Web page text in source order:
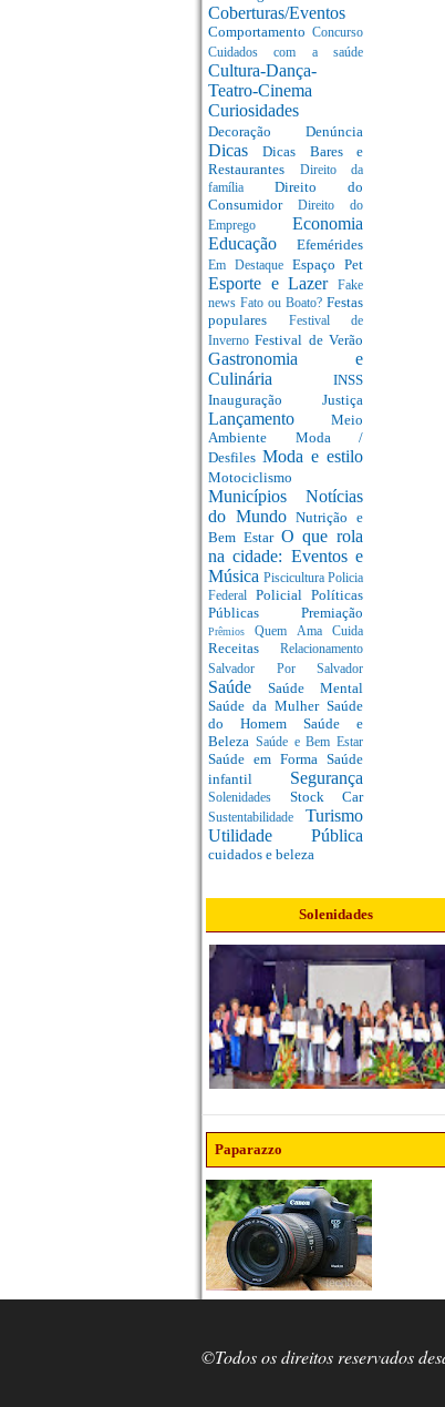
Coberturas/Eventos
Comportamento Concurso
Cuidados com a saúde
Cultura-Dança-
Teatro-Cinema
Curiosidades
Decoração Denúncia
DicasDicas Bares e
Restaurantes
Direito da
família Direito do
Consumidor Direito do
Emprego Economia
Educação Efemérides
Em Destaque Espaço Pet
Esporte e Lazer
Fake
news Fato ou Boato? Festas
populares
Festival de
InvernoFestival de Verão
Gastronomia e
Culinária INSS
Inauguração Justiça
Lançamento Meio
Ambiente Moda /
Desfiles Moda e estilo
Motociclismo
Municípios Notícias
do MundoNutrição e
Bem Estar O que rola
na cidade: Eventos e
Música Piscicultura Policia
Federal Policial Políticas
Públicas Premiação
PrêmiosQuem Ama Cuida
Receitas Relacionamento
Salvador Por Salvador
Saúde Saúde Mental
Saúde da Mulher Saúde
do Homem Saúde e
Beleza Saúde e Bem Estar
Saúde em Forma Saúde
infantil Segurança
Solenidades Stock Car
Sustentabilidade Turismo
Utilidade Pública
cuidados e beleza
Solenidades
Paparazzo
©Todos os direitos reservados